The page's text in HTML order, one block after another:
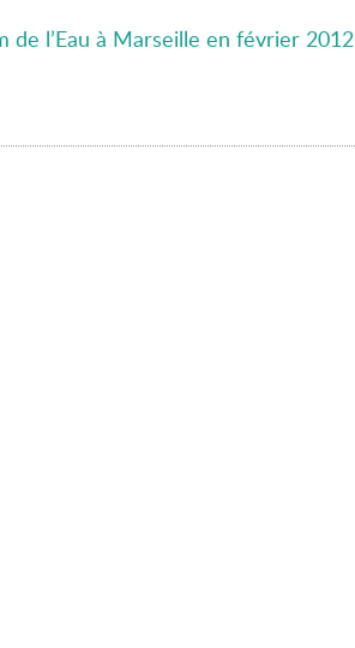
de l’Eau à Marseille en février 2012